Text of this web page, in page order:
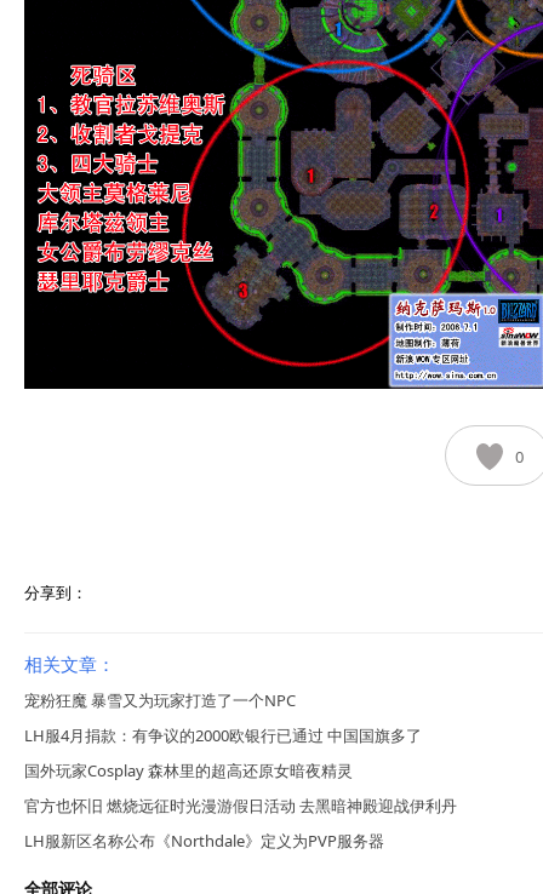
0
分享到：
相关文章：
宠粉狂魔 暴雪又为玩家打造了一个NPC
LH服4月捐款：有争议的2000欧银行已通过 中国国旗多了
国外玩家Cosplay 森林里的超高还原女暗夜精灵
官方也怀旧 燃烧远征时光漫游假日活动 去黑暗神殿迎战伊利丹
LH服新区名称公布《Northdale》定义为PVP服务器
全部评论